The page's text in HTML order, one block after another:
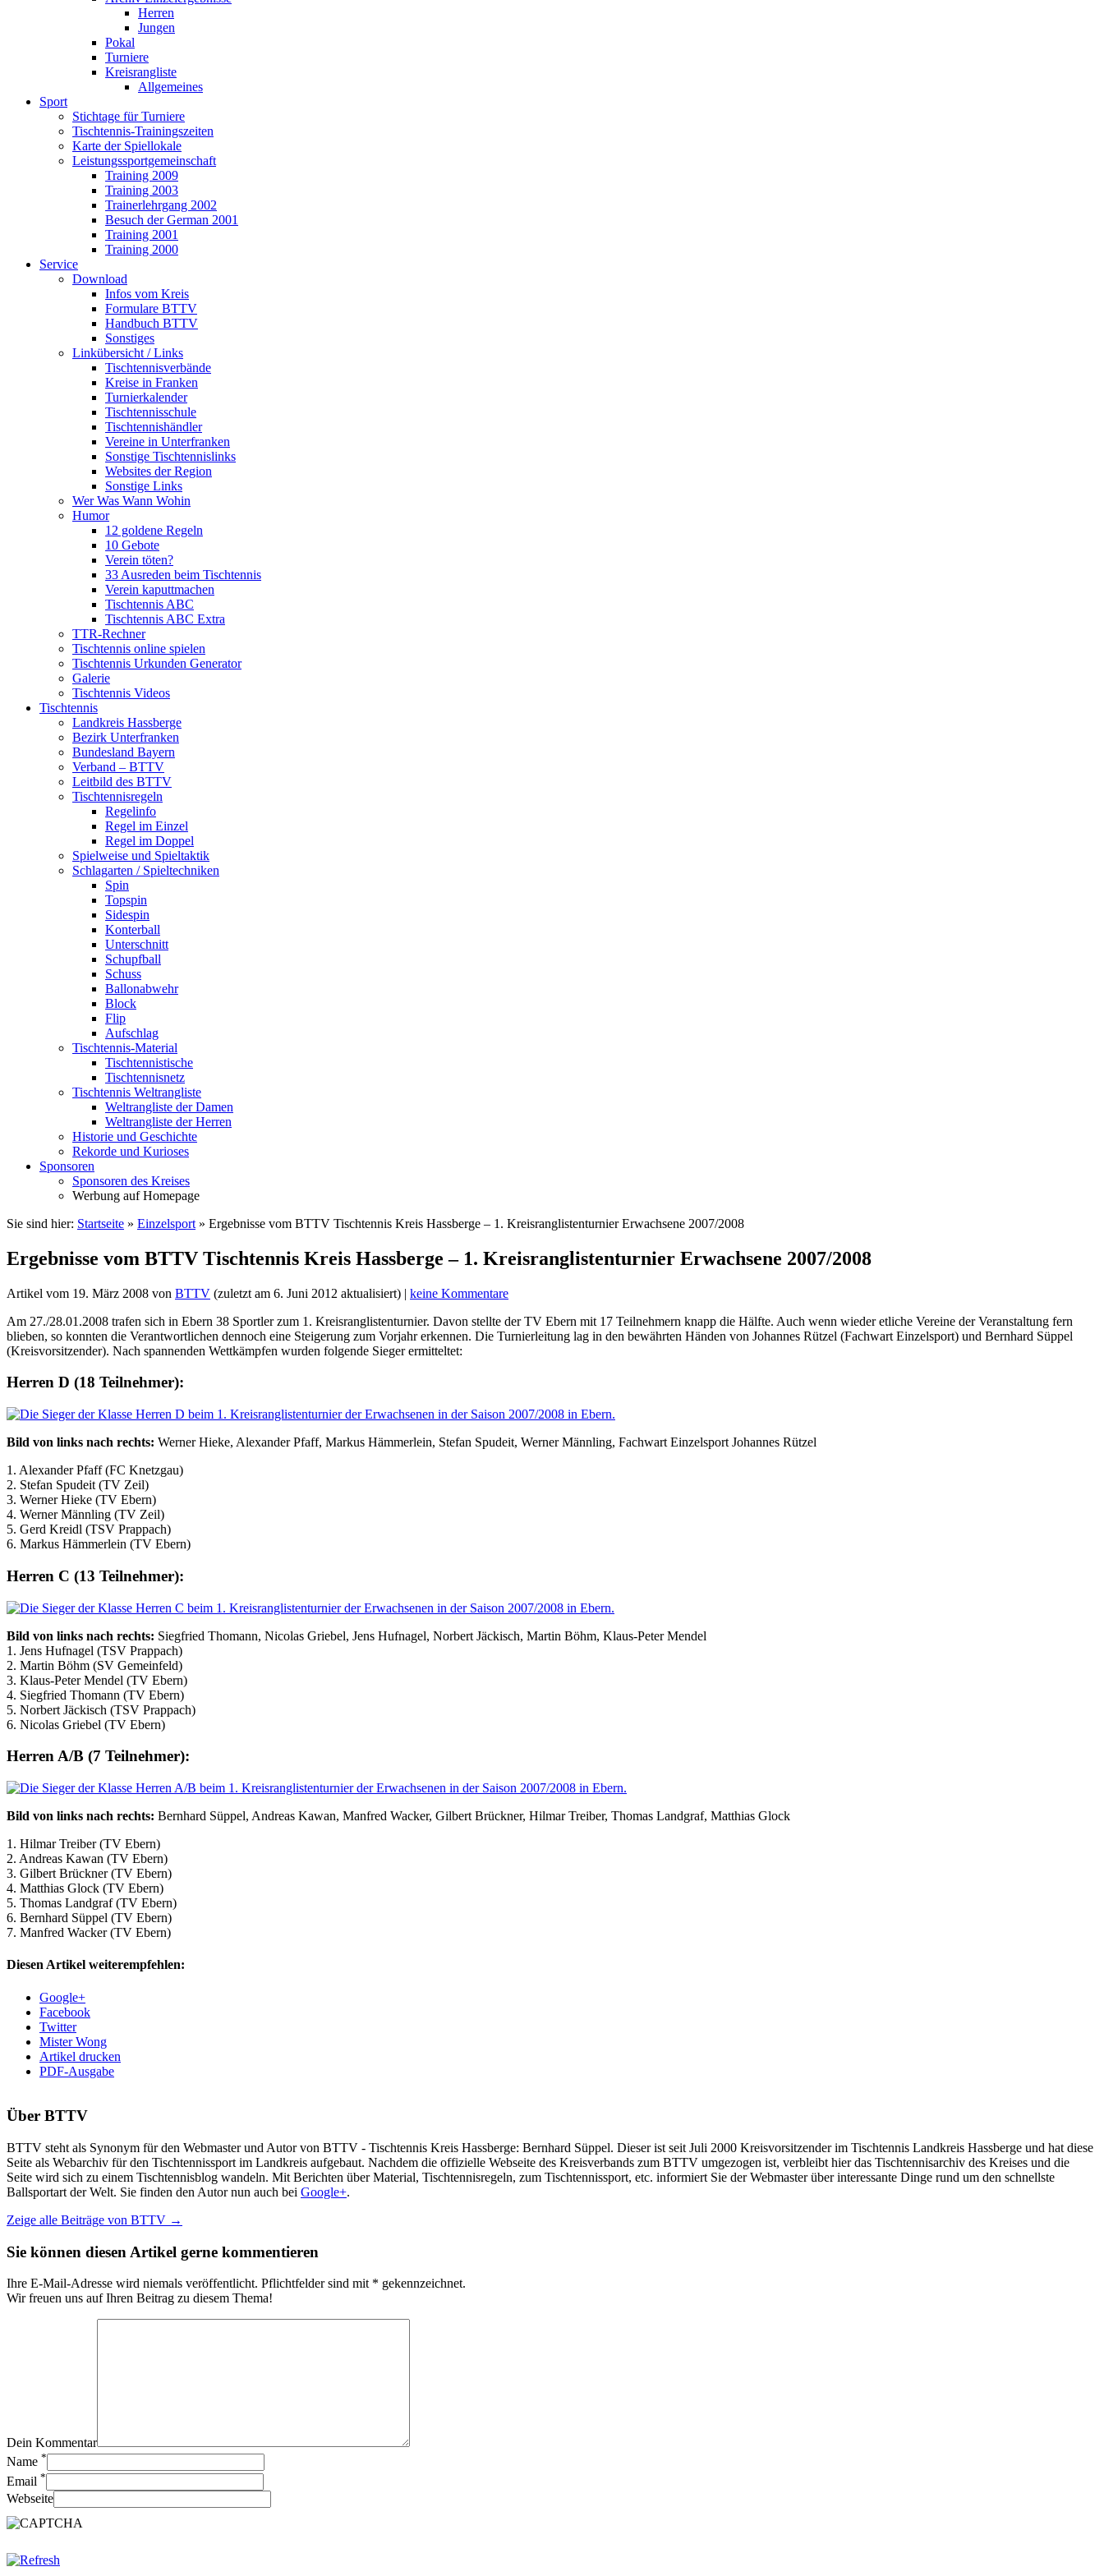
Herren
Jungen
Pokal
Turniere
Kreisrangliste
Allgemeines
Sport
Stichtage für Turniere
Tischtennis-Trainingszeiten
Karte der Spiellokale
Leistungssportgemeinschaft
Training 2009
Training 2003
Trainerlehrgang 2002
Besuch der German 2001
Training 2001
Training 2000
Service
Download
Infos vom Kreis
Formulare BTTV
Handbuch BTTV
Sonstiges
Linkübersicht / Links
Tischtennisverbände
Kreise in Franken
Turnierkalender
Tischtennisschule
Tischtennishändler
Vereine in Unterfranken
Sonstige Tischtennislinks
Websites der Region
Sonstige Links
Wer Was Wann Wohin
Humor
12 goldene Regeln
10 Gebote
Verein töten?
33 Ausreden beim Tischtennis
Verein kaputtmachen
Tischtennis ABC
Tischtennis ABC Extra
TTR-Rechner
Tischtennis online spielen
Tischtennis Urkunden Generator
Galerie
Tischtennis Videos
Tischtennis
Landkreis Hassberge
Bezirk Unterfranken
Bundesland Bayern
Verband – BTTV
Leitbild des BTTV
Tischtennisregeln
Regelinfo
Regel im Einzel
Regel im Doppel
Spielweise und Spieltaktik
Schlagarten / Spieltechniken
Spin
Topspin
Sidespin
Konterball
Unterschnitt
Schupfball
Schuss
Ballonabwehr
Block
Flip
Aufschlag
Tischtennis-Material
Tischtennistische
Tischtennisnetz
Tischtennis Weltrangliste
Weltrangliste der Damen
Weltrangliste der Herren
Historie und Geschichte
Rekorde und Kurioses
Sponsoren
Sponsoren des Kreises
Werbung auf Homepage
Sie sind hier: Startseite » Einzelsport » Ergebnisse vom BTTV Tischtennis Kreis Hassberge – 1. Kreisranglistenturnier Erwachsene 2007/2008
Ergebnisse vom BTTV Tischtennis Kreis Hassberge – 1. Kreisranglistenturnier Erwachsene 2007/2008
Artikel vom 19. März 2008 von BTTV (zuletzt am 6. Juni 2012 aktualisiert) | keine Kommentare
Am 27./28.01.2008 trafen sich in Ebern 38 Sportler zum 1. Kreisranglistenturnier. Davon stellte der TV Ebern mit 17 Teilnehmern knapp die Hälfte. Auch wenn wieder etliche Vereine der Veranstaltung fern
blieben, so konnten die Verantwortlichen dennoch eine Steigerung zum Vorjahr erkennen. Die Turnierleitung lag in den bewährten Händen von Johannes Rützel (Fachwart Einzelsport) und Bernhard Süppel
(Kreisvorsitzender). Nach spannenden Wettkämpfen wurden folgende Sieger ermitteltet:
Herren D (18 Teilnehmer):
Bild von links nach rechts: Werner Hieke, Alexander Pfaff, Markus Hämmerlein, Stefan Spudeit, Werner Männling, Fachwart Einzelsport Johannes Rützel
1. Alexander Pfaff (FC Knetzgau)
2. Stefan Spudeit (TV Zeil)
3. Werner Hieke (TV Ebern)
4. Werner Männling (TV Zeil)
5. Gerd Kreidl (TSV Prappach)
6. Markus Hämmerlein (TV Ebern)
Herren C (13 Teilnehmer):
Bild von links nach rechts: Siegfried Thomann, Nicolas Griebel, Jens Hufnagel, Norbert Jäckisch, Martin Böhm, Klaus-Peter Mendel
1. Jens Hufnagel (TSV Prappach)
2. Martin Böhm (SV Gemeinfeld)
3. Klaus-Peter Mendel (TV Ebern)
4. Siegfried Thomann (TV Ebern)
5. Norbert Jäckisch (TSV Prappach)
6. Nicolas Griebel (TV Ebern)
Herren A/B (7 Teilnehmer):
Bild von links nach rechts: Bernhard Süppel, Andreas Kawan, Manfred Wacker, Gilbert Brückner, Hilmar Treiber, Thomas Landgraf, Matthias Glock
1. Hilmar Treiber (TV Ebern)
2. Andreas Kawan (TV Ebern)
3. Gilbert Brückner (TV Ebern)
4. Matthias Glock (TV Ebern)
5. Thomas Landgraf (TV Ebern)
6. Bernhard Süppel (TV Ebern)
7. Manfred Wacker (TV Ebern)
Diesen Artikel weiterempfehlen:
Google+
Facebook
Twitter
Mister Wong
Artikel drucken
PDF-Ausgabe
Über BTTV
BTTV steht als Synonym für den Webmaster und Autor von BTTV - Tischtennis Kreis Hassberge: Bernhard Süppel. Dieser ist seit Juli 2000 Kreisvorsitzender im Tischtennis Landkreis Hassberge und hat diese
Seite als Webarchiv für den Tischtennissport im Landkreis aufgebaut. Nachdem die offizielle Webseite des Kreisverbands zum BTTV umgezogen ist, verbleibt hier das Tischtennisarchiv des Kreises und die
Seite wird sich zu einem Tischtennisblog wandeln. Mit Berichten über Material, Tischtennisregeln, zum Tischtennissport, etc. informiert Sie der Webmaster über interessante Dinge rund um den schnellste
Ballsportart der Welt. Sie finden den Autor nun auch bei Google+.
Zeige alle Beiträge von BTTV →
Sie können diesen Artikel gerne kommentieren
Ihre E-Mail-Adresse wird niemals veröffentlicht. Pflichtfelder sind mit * gekennzeichnet.
Wir freuen uns auf Ihren Beitrag zu diesem Thema!
Dein Kommentar
Name *
Email *
Webseite